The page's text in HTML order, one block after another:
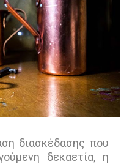
διασκέδασης που
δεκαετία, η